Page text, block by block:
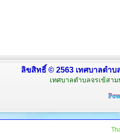
ลิขสิทธิ์ © 2563 เทศบาลตำ
เทศบาลตำบลจรเข้สา